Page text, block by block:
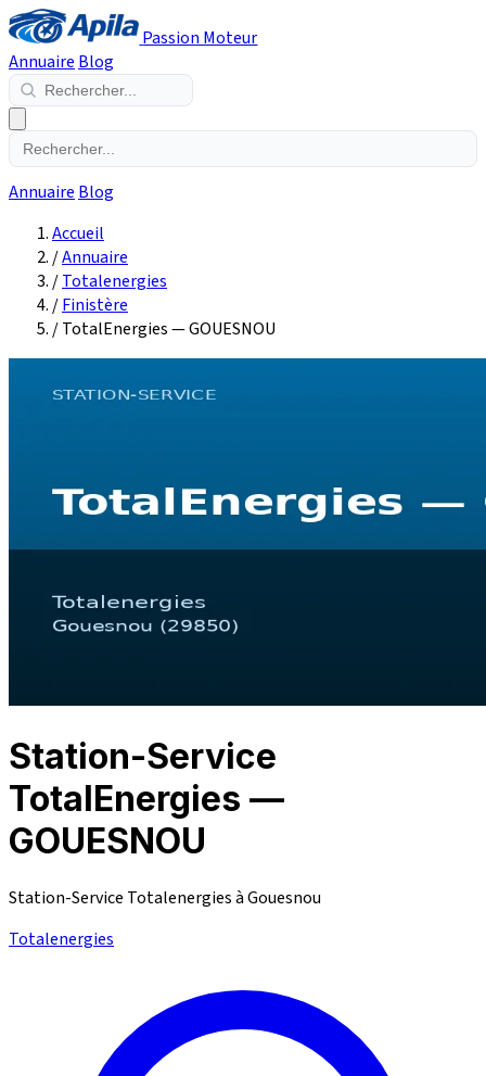
Passion Moteur
Annuaire Blog
Annuaire Blog
Accueil
/Annuaire
/Totalenergies
/Finistère
/TotalEnergies — GOUESNOU
Station-Service
TotalEnergies —
GOUESNOU
Station-Service Totalenergies à Gouesnou
Totalenergies